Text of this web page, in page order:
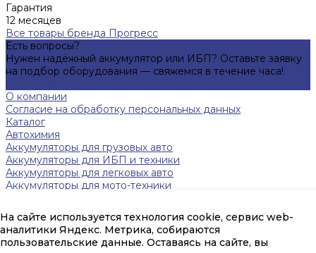
На сайте используется технология cookie, сервис web-
аналитики Яндекс. Метрика, собираются
пользовательские данные. Оставаясь на сайте, вы
Гарантия
12 месяцев
Все товары бренда Прогресс
Есть вопросы?
Нужен надёжный аккумулятор или ИБП? Оставьте заявку
на подбор оборудования — свяжемся в течение часа!
О компании
Согласие на обработку персональных данных
Каталог
Автохимия
Аккумуляторы для грузовых авто
Аккумуляторы для ИБП и техники
Аккумуляторы для легковых авто
Аккумуляторы для мото-техники
Инверторы
Источники бесперебойного питания
Тяговые аккумуляторы FAAM
Помощь